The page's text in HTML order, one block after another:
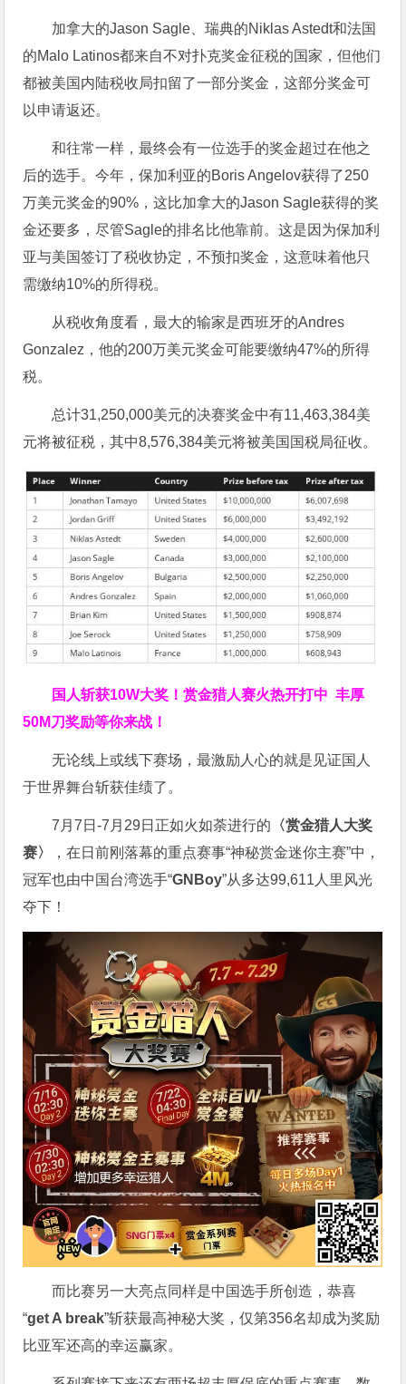
加拿大的Jason Sagle、瑞典的Niklas Astedt和法国
的Malo Latinos都来自不对扑克奖金征税的国家，但他们
都被美国内陆税收局扣留了一部分奖金，这部分奖金可
以申请返还。
和往常一样，最终会有一位选手的奖金超过在他之
后的选手。今年，保加利亚的Boris Angelov获得了250
万美元奖金的90%，这比加拿大的Jason Sagle获得的奖
金还要多，尽管Sagle的排名比他靠前。这是因为保加利
亚与美国签订了税收协定，不预扣奖金，这意味着他只
需缴纳10%的所得税。
从税收角度看，最大的输家是西班牙的Andres
Gonzalez，他的200万美元奖金可能要缴纳47%的所得
税。
总计31,250,000美元的决赛奖金中有11,463,384美
元将被征税，其中8,576,384美元将被美国国税局征收。
国人斩获10W大奖！赏金猎人赛火热开打中 丰厚
50M刀奖励等你来战！
无论线上或线下赛场，最激励人心的就是见证国人
于世界舞台斩获佳绩了。
7月7日-7月29日正如火如荼进行的 〈赏金猎人大奖
赛〉
，在日前刚落幕的重点赛事“神秘赏金迷你主赛”中，
冠军也由中国台湾选手“GNBoy”从多达99,611人里风光
夺下！
而比赛另一大亮点同样是中国选手所创造，恭喜
“get A break”斩获最高神秘大奖，仅第356名却成为奖励
比亚军还高的幸运赢家。